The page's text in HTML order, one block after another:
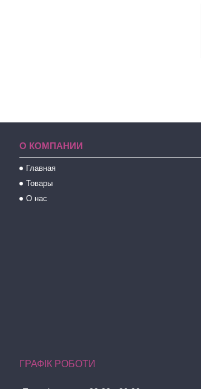
О КОМПАНИИ
Главная
Товары
О нас
ГРАФІК РОБОТИ